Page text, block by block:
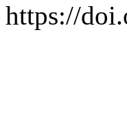
https://